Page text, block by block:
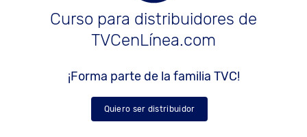
Curso para distribuidores de
TVCenLínea.com
¡Forma parte de la familia TVC!
Quiero ser distribuidor